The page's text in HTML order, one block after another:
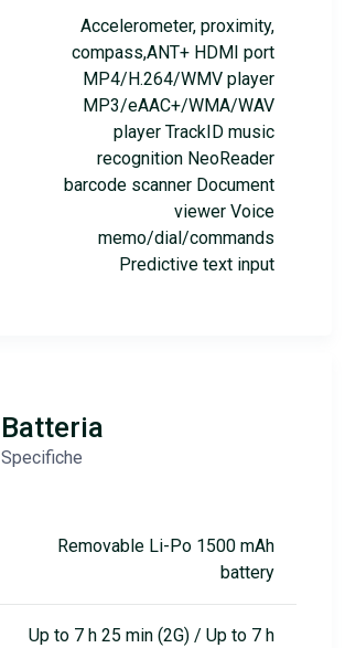
Accelerometer, proximity,
compass,ANT+ HDMI port
MP4/H.264/WMV player
MP3/eAAC+/WMA/WAV
player TrackID music
recognition NeoReader
barcode scanner Document
viewer Voice
memo/dial/commands
Predictive text input
Batteria
Specifiche
Removable Li-Po 1500 mAh
battery
Up to 7 h 25 min (2G) / Up to 7 h